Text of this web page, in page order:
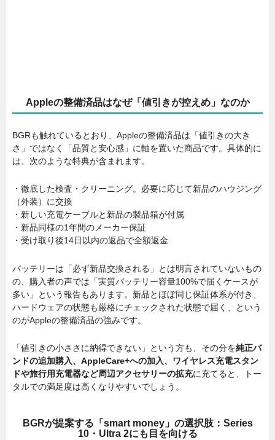
Appleの整備済品はなぜ「値引きが控えめ」なのか
BGRも触れているとおり、Appleの整備済品は「値引きの大き
さ」ではなく「品質と安心感」に軸を置いた商品です。具体的に
は、次のような特典が含まれます。
・徹底した検査・クリーニング。必要に応じて新品のハウジング
（外装）に交換
・新しい充電ケーブルと新品の製品箱が付属
・新品同様の1年間のメーカー保証
・受け取り後14日以内の返品で全額返金
バッテリーは「必ず新品交換される」とは明言されていないもの
の、購入者の声では「実質バッテリー容量100%で届くケースが
多い」という報告もあります。新品とほぼ同じ保証体系が付き、
ハードウェアの状態も厳格にチェックされた状態で届く、という
のがAppleの整備済品の強みです。
「値引きの小ささに納得できない」という方も、その分を純正バ
ンドの追加購入、AppleCare+への加入、ワイヤレス充電スタン
ドや旅行用充電器など周辺アクセサリーの拡充に充てると、トー
タルでの満足度は高くなりやすいでしょう。
BGRが提案する「smart money」の選択肢：Series
10・Ultra 2にも目を向ける